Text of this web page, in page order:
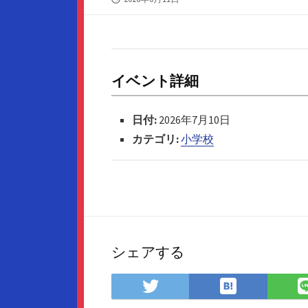
イベント詳細
日付: 2026年7月10日
カテゴリ:小学校
シェアする
Twitter
で
は
て